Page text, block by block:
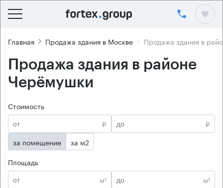
Главная Продажа здания в Москве Продажа здания в
Продажа здания в районе
Черёмушки
Стоимость
₽
₽
за помещение
за м2
Площадь
м²
м²